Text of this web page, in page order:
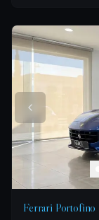
Ferrari Portofino